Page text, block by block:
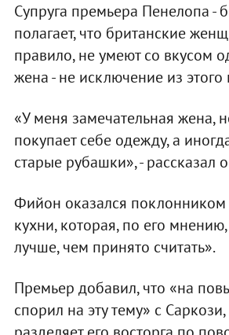
Супруга премьера Пенелопа -
полагает, что британские
правило, не умеют со вкусом
жена - не исключение из этого
«У меня замечательная жена,
покупает себе одежду, а
старые рубашки», - рассказал
Фийон оказался поклонником
кухни, которая, по его
лучше, чем принято считать».
Премьер добавил, что «на
спорил на эту тему» с